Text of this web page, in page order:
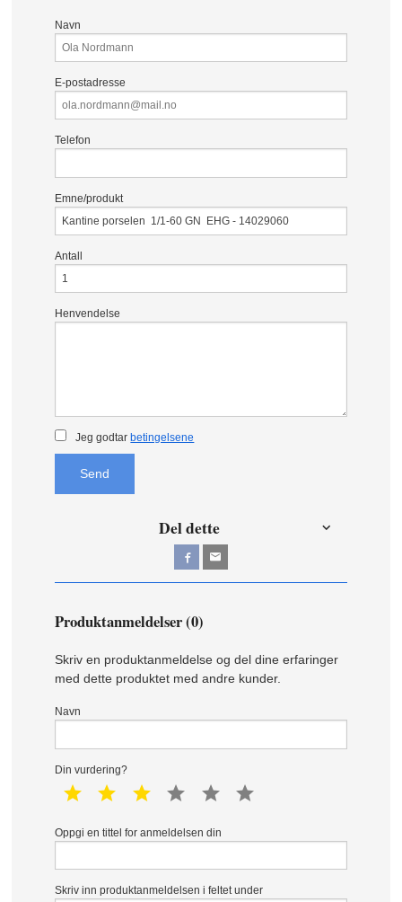
Navn
E-postadresse
Telefon
Emne/produkt
Antall
Henvendelse
Jeg godtar betingelsene
Send
Del dette
Produktanmeldelser (0)
Skriv en produktanmeldelse og del dine erfaringer
med dette produktet med andre kunder.
Navn
Din vurdering?
1 star 2 star 3 star 4 star 5 star
Oppgi en tittel for anmeldelsen din
Skriv inn produktanmeldelsen i feltet under